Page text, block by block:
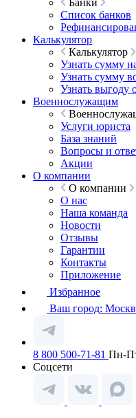
Банки
Список банков
Калькулятор
Калькулятор
Узнать сумму
Узнать сумму
Узнать выгоду
Военнослужащим
Услуги юриста
База знаний
Вопросы и
Акции
О компании
О компании
О нас
Наша команда
Новости
Отзывы
Гарантии
Контакты
Приложение
Избранное
Ваш город:
8 800 500-71-81 Пн-
Соцсети